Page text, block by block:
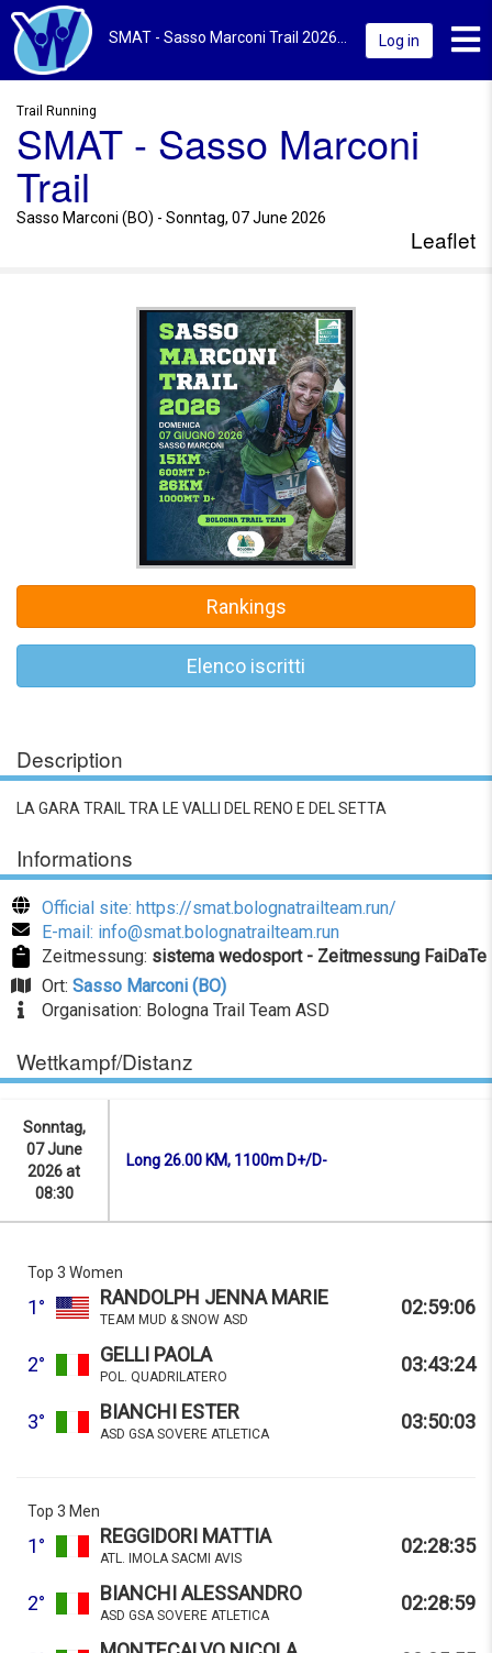
Log in
Trail Running
SMAT - Sasso Marconi
Trail
Sasso Marconi (BO) - Sonntag, 07 June 2026
Leaflet
Description
LA GARA TRAIL TRA LE VALLI DEL RENO E DEL SETTA
Informations
Official site: https://smat.bolognatrailteam.run/
E-mail: info@smat.bolognatrailteam.run
Zeitmessung: sistema wedosport - Zeitmessung FaiDaTe
Ort: Sasso Marconi (BO)
Organisation: Bologna Trail Team ASD
Wettkampf/Distanz
Sonntag,
07 June
2026 at
08:30
Long 26.00 KM, 1100m D+/D-
Top 3 Women
1° RANDOLPH JENNA MARIE
TEAM MUD & SNOW ASD
02:59:06
2° GELLI PAOLA
POL. QUADRILATERO
03:43:24
3° BIANCHI ESTER
ASD GSA SOVERE ATLETICA
03:50:03
Top 3 Men
1° REGGIDORI MATTIA
ATL. IMOLA SACMI AVIS
02:28:35
2° BIANCHI ALESSANDRO
ASD GSA SOVERE ATLETICA
02:28:59
Rankings
Elenco iscritti